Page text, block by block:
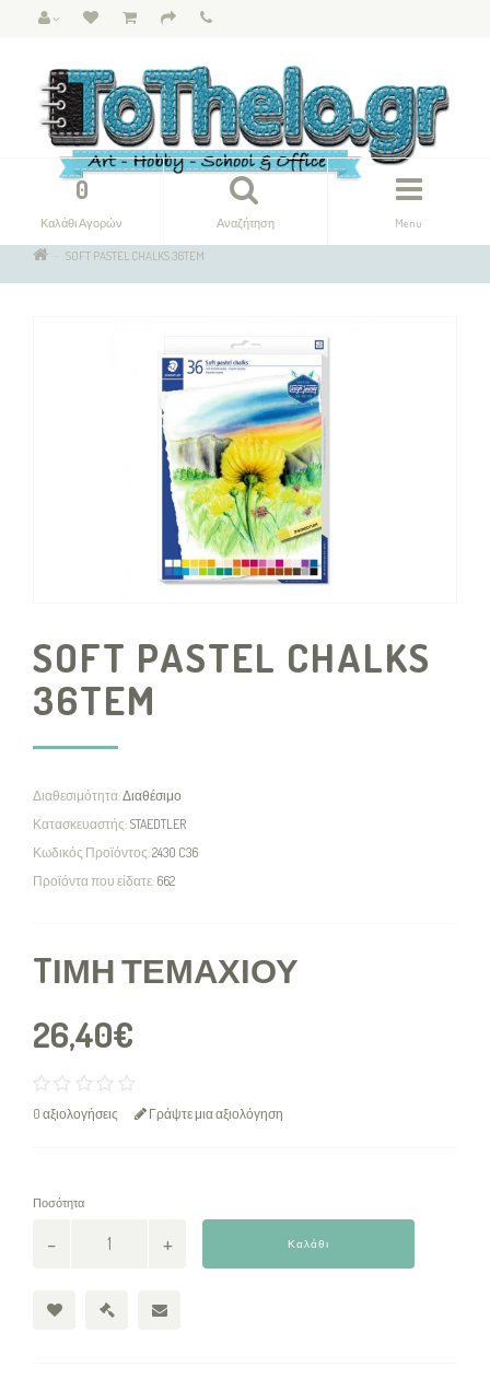
Menu
Αναζήτηση
0
Καλάθι Αγορών
SOFT PASTEL CHALKS 36TEM
SOFT PASTEL CHALKS
36TEM
Διαθεσιμότητα:Διαθέσιμο
Κατασκευαστής: STAEDTLER
Κωδικός Προϊόντος:2430 C36
Προϊόντα που είδατε: 662
TΙΜΉ ΤΕΜΑΧΊΟΥ
26,40€
0 αξιολογήσεις Γράψτε μια αξιολόγηση
Ποσότητα
Καλάθι